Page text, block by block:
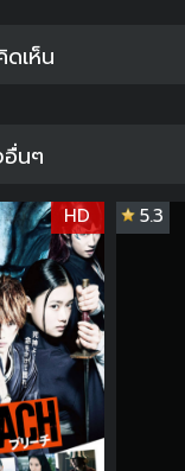
เห็น
นๆ
HD 5.3